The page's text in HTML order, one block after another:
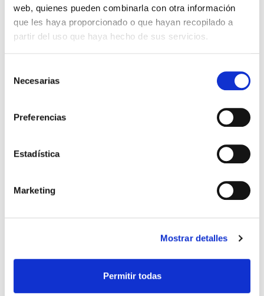
web, quienes pueden combinarla con otra información
que les haya proporcionado o que hayan recopilado a
partir del uso que haya hecho de sus servicios.
Necesarias
Preferencias
Estadística
Marketing
Mostrar detalles
Permitir todas